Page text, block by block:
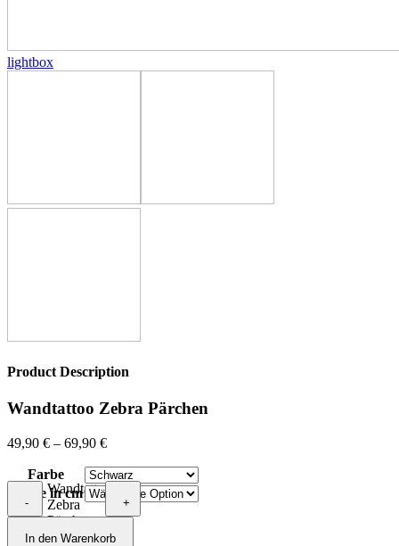
lightbox
Product Description
Wandtattoo Zebra Pärchen
49,90 € – 69,90 €
Farbe
Größe in cm
-
Wandtattoo
Zebra
Pärchen
Menge
+
In den Warenkorb